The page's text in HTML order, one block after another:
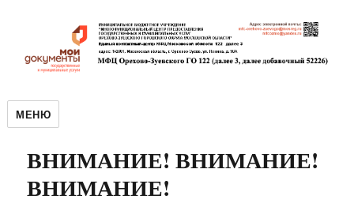
МЕНЮ
ВНИМАНИЕ! ВНИМАНИЕ!
ВНИМАНИЕ!